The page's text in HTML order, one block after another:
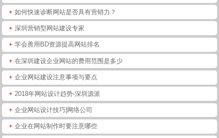
+ 如何快速诊断网站是否具有营销力？
+ 深圳营销型网站建设专家
+ 学会善用BD资源提高网站排名
+ 在深圳建设企业网站的费用范围是多少
+ 企业网站建设注意事项与要点
+ 2018年网站设计趋势-深圳源派
+ 企业网站设计技巧|网络公司
+ 企业在网站制作时要注意哪些